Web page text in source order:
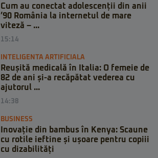
Cum au conectat adolescenții din anii
’90 România la internetul de mare
viteză – ...
15:14
INTELIGENTA ARTIFICIALA
Reușită medicală în Italia: O femeie de
82 de ani și-a recăpătat vederea cu
ajutorul ...
14:38
BUSINESS
Inovație din bambus în Kenya: Scaune
cu rotile ieftine și ușoare pentru copiii
cu dizabilități